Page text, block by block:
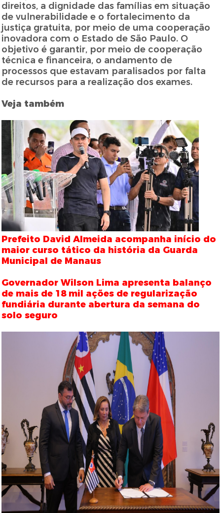
direitos, a dignidade das famílias em situação
de vulnerabilidade e o fortalecimento da
justiça gratuita, por meio de uma cooperação
inovadora com o Estado de São Paulo. O
objetivo é garantir, por meio de cooperação
técnica e financeira, o andamento de
processos que estavam paralisados por falta
de recursos para a realização dos exames.
Veja também
Prefeito David Almeida acompanha início do
maior curso tático da história da Guarda
Municipal de Manaus
Governador Wilson Lima apresenta balanço
de mais de 18 mil ações de regularização
fundiária durante abertura da semana do
solo seguro